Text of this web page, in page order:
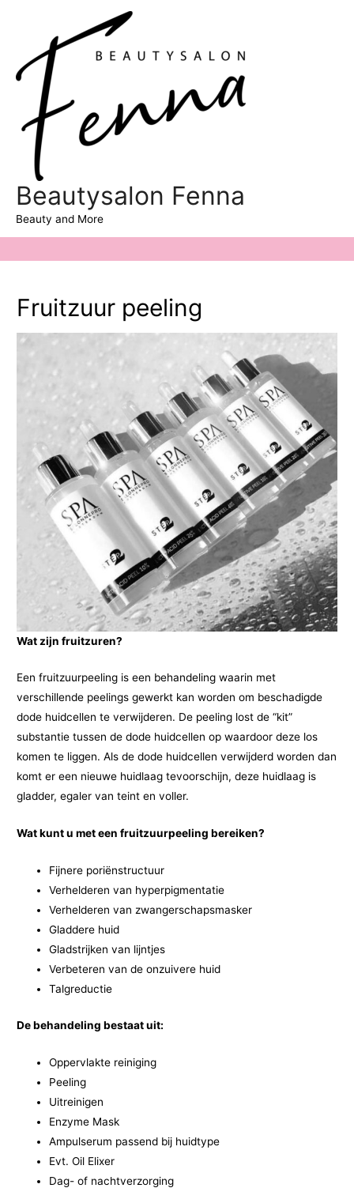
Beautysalon Fenna
Beauty and More
Fruitzuur peeling
Wat zijn fruitzuren?
Een fruitzuurpeeling is een behandeling waarin met
verschillende peelings gewerkt kan worden om beschadigde
dode huidcellen te verwijderen. De peeling lost de “kit”
substantie tussen de dode huidcellen op waardoor deze los
komen te liggen. Als de dode huidcellen verwijderd worden dan
komt er een nieuwe huidlaag tevoorschijn, deze huidlaag is
gladder, egaler van teint en voller.
Wat kunt u met een fruitzuurpeeling bereiken?
Fijnere poriënstructuur
Verhelderen van hyperpigmentatie
Verhelderen van zwangerschapsmasker
Gladdere huid
Gladstrijken van lijntjes
Verbeteren van de onzuivere huid
Talgreductie
De behandeling bestaat uit:
Oppervlakte reiniging
Peeling
Uitreinigen
Enzyme Mask
Ampulserum passend bij huidtype
Evt. Oil Elixer
Dag- of nachtverzorging